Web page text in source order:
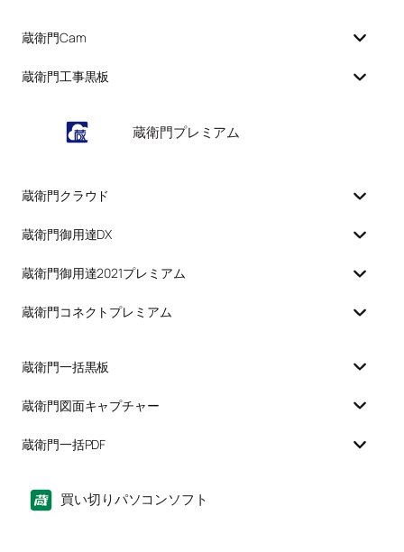
蔵衛門Cam
蔵衛門工事黒板
蔵衛門プレミアム
蔵衛門クラウド
蔵衛門御用達DX
蔵衛門御用達2021プレミアム
蔵衛門コネクトプレミアム
蔵衛門一括黒板
蔵衛門図面キャプチャー
蔵衛門一括PDF
買い切りパソコンソフト